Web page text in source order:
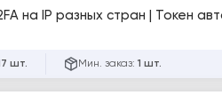
на IP разных стран | Токен
шт. Мин. заказ: 1 шт.